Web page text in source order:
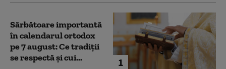
1
Sărbătoare importantă
în calendarul ortodox
pe 7 august: Ce tradiții
se respectă și cui...